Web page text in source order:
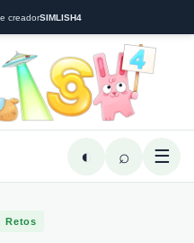
creadorSIMLISH4
◐ ⌕ ☰
Retos